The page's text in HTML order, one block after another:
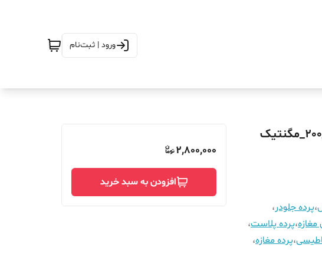
ورود | ثبت‌نام
پرده توری مگنتی_200*150_عرض150در ارتفاع_200_مگنتیک
،پرده جلودر،
مغازه،پرده پلاست،
،پرده مغازه،
2,800,000
افزودن به سبد خرید